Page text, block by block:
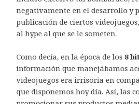
negativamente en el desarrollo y
publicación de ciertos
al hype al que se le someten.
Como decía, en la época de los 8
información que manejábamos
videojuegos era irrisoria en
que disponemos hoy día. Así, las